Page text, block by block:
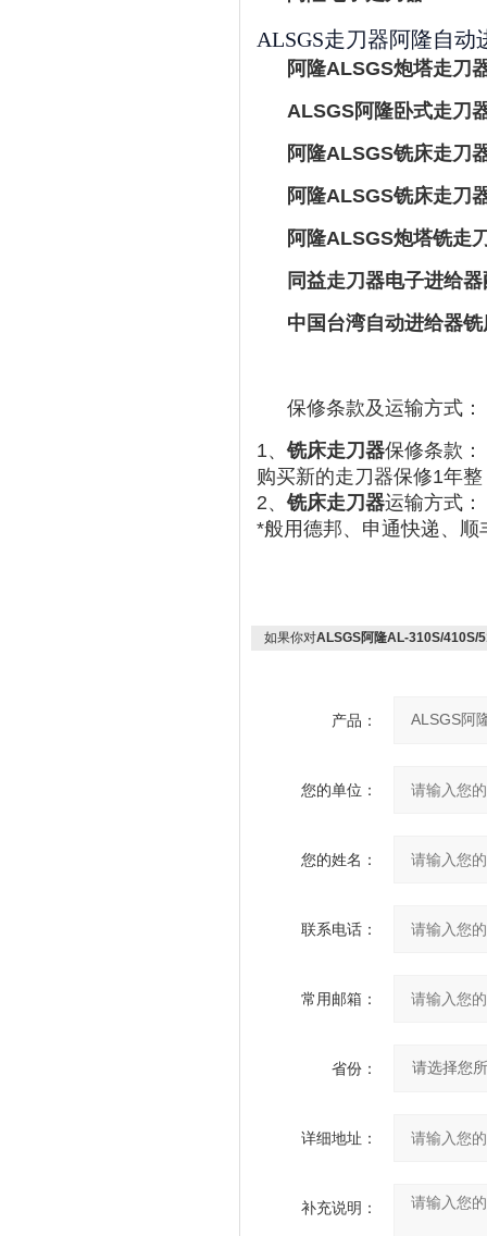
ALSGS走刀器阿隆自动
阿隆ALSGS炮塔走刀
ALSGS阿隆卧式走刀
阿隆ALSGS铣床走刀
阿隆ALSGS铣床走刀
阿隆ALSGS炮塔铣走
同益走刀器电子进给
中国台湾自动进给器
保修条款及运输方式：
1、铣床走刀器保修条款：
购买新的走刀器保修1年
2、铣床走刀器运输方式：
*般用德邦、申通快递、顺
如果你对ALSGS阿隆AL-310S/410S/
产品：
您的单位：
您的姓名：
联系电话：
常用邮箱：
省份：
详细地址：
补充说明：